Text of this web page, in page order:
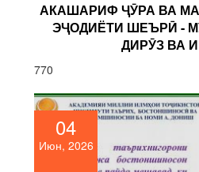
АКАШАРИФ ҶӮРА ВА
ЭҶОДИЁТИ ШЕЪРӢ -
ДИРӮЗ ВА
770
04
Июн, 2026